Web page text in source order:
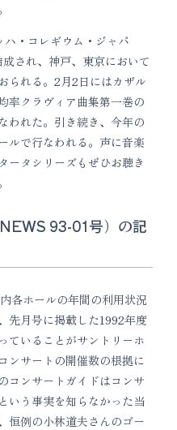
ハ・コレギウム・ジャパ
され、神戸、東京において
られる。2月2日にはカザル
率クラヴィア曲集第一巻の
われた。引き続き、今年の
ルで行なわれる。声に音楽
ータシリーズもぜひお聴き
93-01号）の記
各ホールの年間の利用状況
先月号に掲載した1992年度
ていることがサントリーホ
ンサートの開催数の根拠に
コンサートガイドはコンサ
いう事実を知らなかった当
恒例の小林道夫さんのゴー